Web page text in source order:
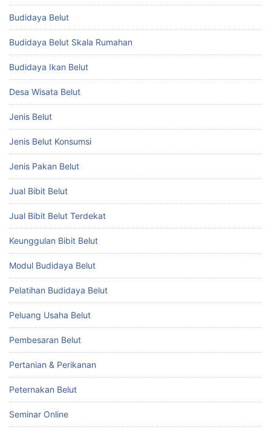
Budidaya Belut
Budidaya Belut Skala Rumahan
Budidaya Ikan Belut
Desa Wisata Belut
Jenis Belut
Jenis Belut Konsumsi
Jenis Pakan Belut
Jual Bibit Belut
Jual Bibit Belut Terdekat
Keunggulan Bibit Belut
Modul Budidaya Belut
Pelatihan Budidaya Belut
Peluang Usaha Belut
Pembesaran Belut
Pertanian & Perikanan
Peternakan Belut
Seminar Online